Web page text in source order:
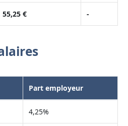
55,25 € -
Part employeur
4,25%